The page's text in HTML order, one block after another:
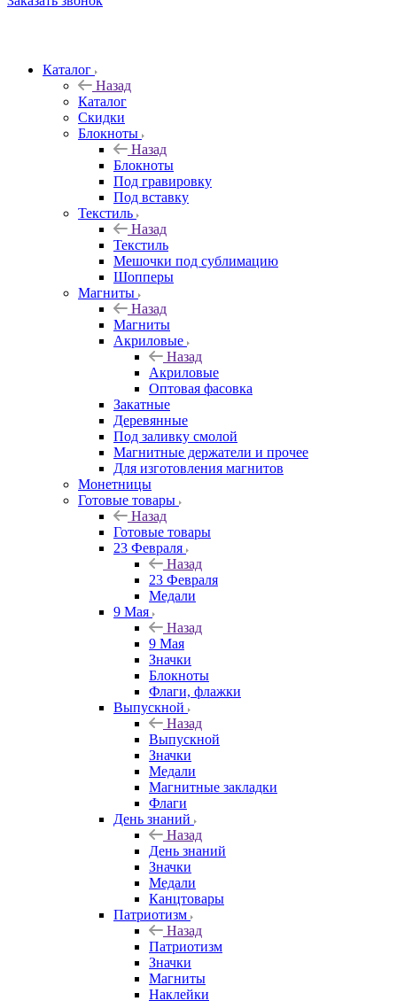
Каталог
Назад
Каталог
Скидки
Блокноты
Назад
Блокноты
Под гравировку
Под вставку
Текстиль
Назад
Текстиль
Мешочки под сублимацию
Шопперы
Магниты
Назад
Магниты
Акриловые
Назад
Акриловые
Оптовая фасовка
Закатные
Деревянные
Под заливку смолой
Магнитные держатели и прочее
Для изготовления магнитов
Монетницы
Готовые товары
Назад
Готовые товары
23 Февраля
Назад
23 Февраля
Медали
9 Мая
Назад
9 Мая
Значки
Блокноты
Флаги, флажки
Выпускной
Назад
Выпускной
Значки
Медали
Магнитные закладки
Флаги
День знаний
Назад
День знаний
Значки
Медали
Канцтовары
Патриотизм
Назад
Патриотизм
Значки
Магниты
Наклейки